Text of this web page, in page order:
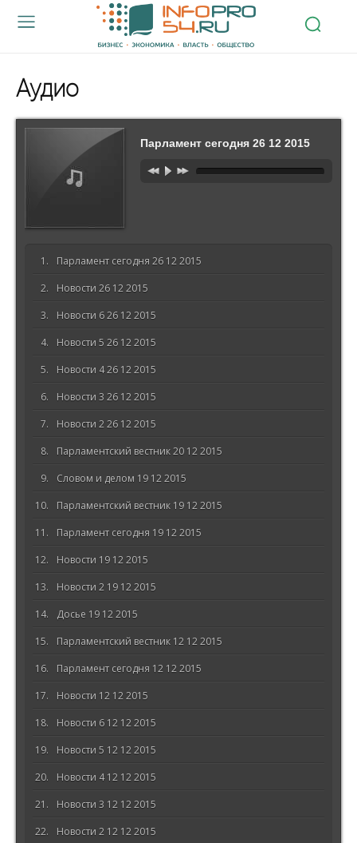
Аудио
Парламент сегодня 26 12 2015
Парламент сегодня 26 12 2015
Новости 26 12 2015
Новости 6 26 12 2015
Новости 5 26 12 2015
Новости 4 26 12 2015
Новости 3 26 12 2015
Новости 2 26 12 2015
Парламентский вестник 20 12 2015
Словом и делом 19 12 2015
Парламентский вестник 19 12 2015
Парламент сегодня 19 12 2015
Новости 19 12 2015
Новости 2 19 12 2015
Досье 19 12 2015
Парламентский вестник 12 12 2015
Парламент сегодня 12 12 2015
Новости 12 12 2015
Новости 6 12 12 2015
Новости 5 12 12 2015
Новости 4 12 12 2015
Новости 3 12 12 2015
Новости 2 12 12 2015